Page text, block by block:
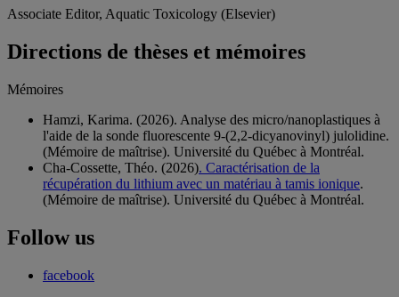
Associate Editor, Aquatic Toxicology (Elsevier)
Directions de thèses et mémoires
Mémoires
Hamzi, Karima. (2026). Analyse des micro/nanoplastiques à
l'aide de la sonde fluorescente 9-(2,2-dicyanovinyl) julolidine.
(Mémoire de maîtrise). Université du Québec à Montréal.
Cha-Cossette, Théo. (2026). Caractérisation de la
récupération du lithium avec un matériau à tamis ionique.
(Mémoire de maîtrise). Université du Québec à Montréal.
Follow us
facebook